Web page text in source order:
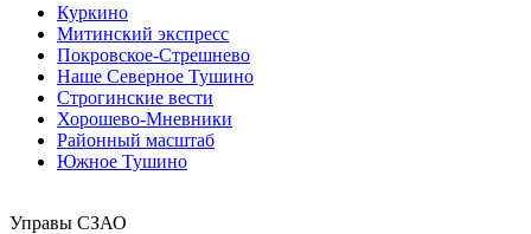
Куркино
Митинский экспресс
Покровское-Стрешнево
Наше Северное Тушино
Строгинские вести
Хорошево-Мневники
Районный масштаб
Южное Тушино
Управы СЗАО